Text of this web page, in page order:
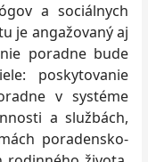
a sociálnych
je angažovaný aj
poradne bude
poskytovanie
v systéme
a službách,
poradensko-